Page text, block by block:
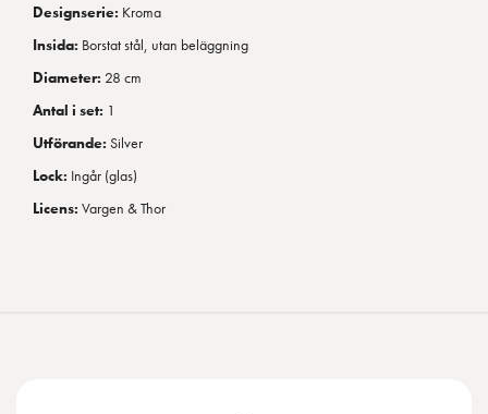
Designserie: Kroma
Insida: Borstat stål, utan beläggning
Diameter: 28 cm
Antal i set: 1
Utförande: Silver
Lock: Ingår (glas)
Licens: Vargen & Thor